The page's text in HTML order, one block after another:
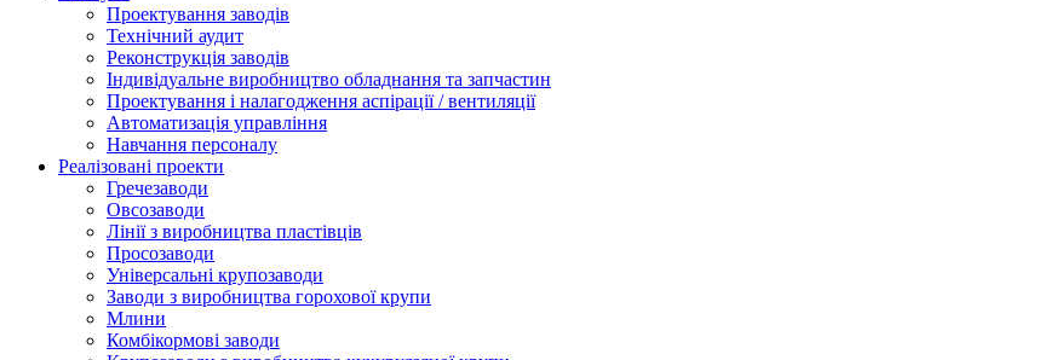
Проектування заводів
Технічний аудит
Реконструкція заводів
Індивідуальне виробництво обладнання та запчастин
Проектування і налагодження аспірації / вентиляції
Автоматизація управління
Навчання персоналу
Реалізовані проекти
Гречезаводи
Овсозаводи
Лінії з виробництва пластівців
Просозаводи
Універсальні крупозаводи
Заводи з виробництва горохової крупи
Млини
Комбікормові заводи